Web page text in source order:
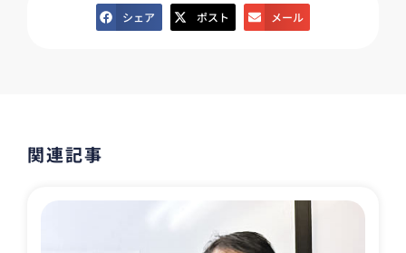
シェア ポスト メール
関連記事